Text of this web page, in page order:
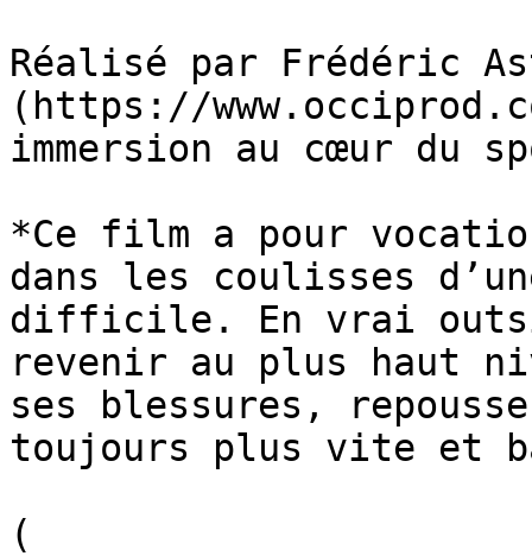
Réalisé par Frédéric
(https://
immersion au cœur du
*Ce film a pour
dans les coulisses
difficile. En vrai
revenir au plus haut
ses blessures,
toujours plus vite et
(